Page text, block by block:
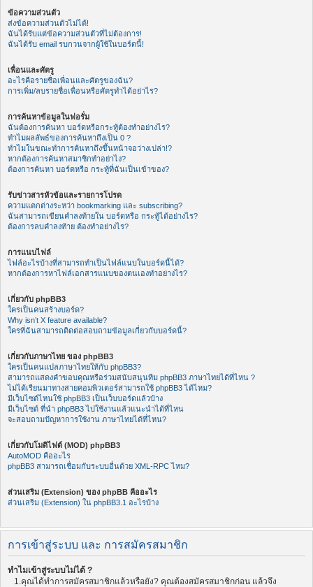
ข้อความส่วนตัว
ส่งข้อความส่วนตัวไม่ได้!
ฉันได้รับแต่ข้อความส่วนตัวที่ไม่ต้องการ!
ฉันได้รับ email รบกวนจากผู้ใช้ในบอร์ดนี้!
เพื่อนและศัตรู
อะไรคือรายชื่อเพื่อนและศัตรูของฉัน?
การเพิ่ม/ลบรายชื่อเพื่อนหรือศัตรูทำได้อย่าไร?
การค้นหาข้อมูลในฟอรั่ม
ฉันต้องการค้นหา บอร์ดหรือกระทู้ต้องทำอย่างไร?
ทำไมผลลัพธ์ของการค้นหาถึงเป็น 0 ?
ทำไมในขณะทำการค้นหาถึงขึ้นหน้าจอว่างเปล่า!?
หากต้องการค้นหาสมาชิกทำอย่าไง?
ต้องการค้นหา บอร์ดหรือ กระทู้ที่ฉันเป็นเข้าของ?
รับข่าวสารหัวข้อและรายการโปรด
ความแตกต่างระหว่า bookmarking และ subscribing?
ฉันสามารถเขียนคำลงท้ายใน บอร์ดหรือ กระทู้ได้อย่างไร?
ต้องการลบคำลงท้าย ต้องทำอย่างไร?
การแนบไฟล์
ไฟล์อะไรบ้างที่สามารถทำเป็นไฟล์แนบในบอร์ดนี้ได้?
หากต้องการหาไฟล์เอกสารแนบของตนเองทำอย่างไร?
เกี่ยวกับ phpBB3
ใครเป็นคนสร้างบอร์ด?
Why isn’t X feature available?
ใครที่ฉันสามารถติดต่อสอบถามข้อมูลเกี่ยวกับบอร์ดนี้?
เกี่ยวกับภาษาไทย ของ phpBB3
ใครเป็นคนแปลภาษาไทยให้กับ phpBB3?
สามารถแสดงคำขอบคุณหรือร่วมสนับสนุนทีม phpBB3 ภาษาไทยได้ที่ไหน ?
ไม่ได้เรียนมาทางสายคอมพิวเตอร์สามารถใช้ phpBB3 ได้ไหม?
มีเว็บไซต์ไหนใช้ phpBB3 เป็นเว็บบอร์ดแล้วบ้าง
มีเว็บไซต์ ที่นำ phpBB3 ไปใช้งานแล้วแนะนำได้ที่ไหน
จะสอบถามปัญหาการใช้งาน ภาษาไทยได้ที่ไหน?
เกี่ยวกับโมดิไฟด์ (MOD) phpBB3
AutoMOD คืออะไร
phpBB3 สามารถเชื่อมกับระบบอื่นด้วย XML-RPC ไหม?
ส่วนเสริม (Extension) ของ phpBB คืออะไร
ส่วนเสริม (Extension) ใน phpBB3.1 อะไรบ้าง
การเข้าสู่ระบบ และ การสมัครสมาชิก
ทำไมเข้าสู่ระบบไม่ได้ ?
1.คุณได้ทำการสมัครสมาชิกแล้วหรือยัง? คุณต้องสมัครสมาชิกก่อน แล้วจึง